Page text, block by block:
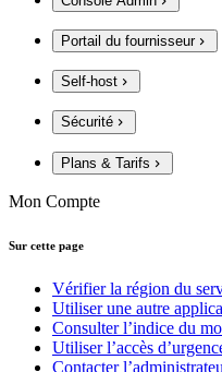
Portail du fournisseur
Self-host
Sécurité
Plans & Tarifs
Mon Compte
Sur cette page
Vérifier la région du
Utiliser une autre
Consulter l’indice du
Utiliser l’accès
Contacter